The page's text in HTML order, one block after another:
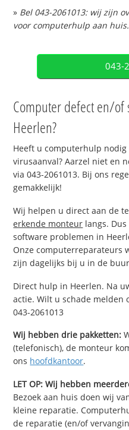
» Bel 043-2061013: wij zijn
voor computerhulp aan huis.
043-
Computer defect en/
Heerlen?
Heeft u computerhulp
virusaanval? Aarzel niet en
via 043-2061013. Bij ons
gemakkelijk!
Wij helpen u direct aan de
erkende monteur langs.
software problemen in
Onze computerreparateurs
zijn dagelijks bij u in de
Direct hulp in Heerlen. Na
actie. Wilt u schade melden
043-2061013
Wij hebben drie pakketten:
(telefonisch), de monteur
ons hoofdkantoor.
LET OP: Wij hebben
Bezoek aan huis doen wij
kleine reparatie.
de reparatie (en/of